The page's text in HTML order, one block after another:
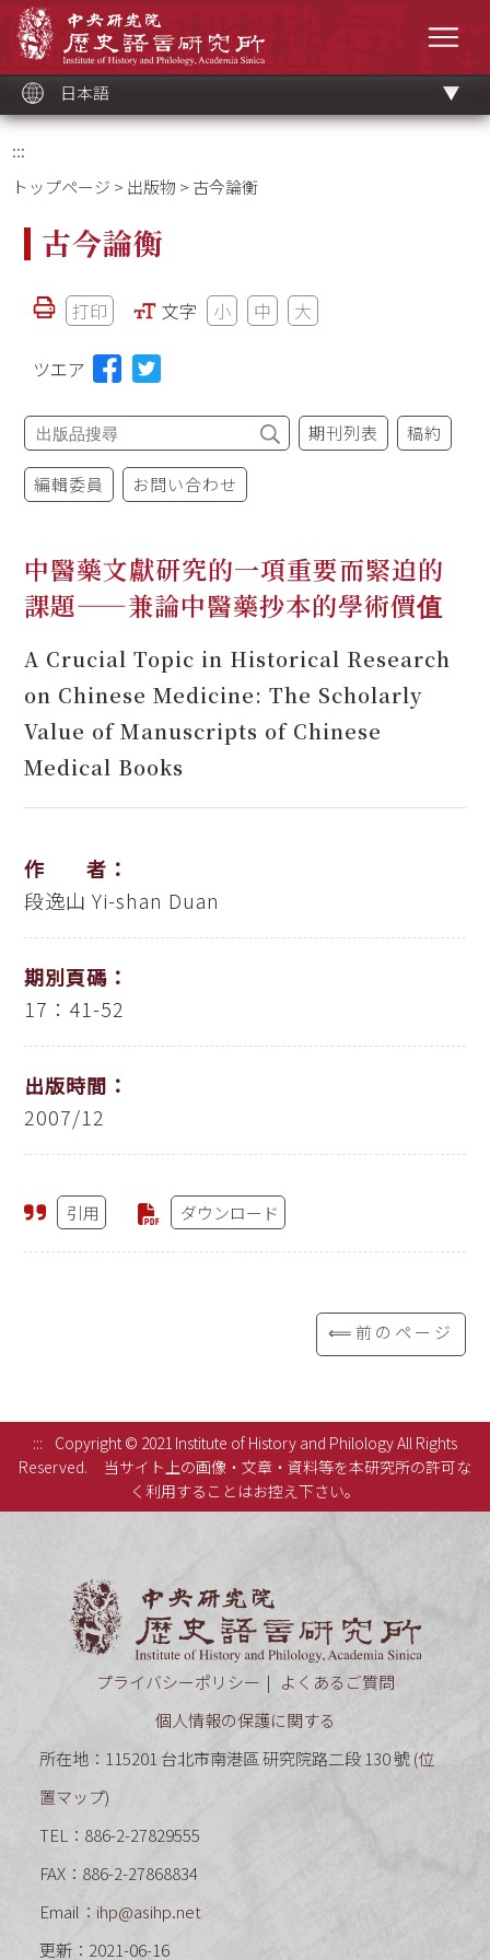
ッ
ク
日本語
:::
トップページ > 出版物 > 古今論衡
古今論衡
打印 文字 小 中 大
ツエア
期刊列表 稿約
編輯委員 お問い合わせ
中醫藥文獻研究的一項重要而緊迫的
課題——兼論中醫藥抄本的學術價值
A Crucial Topic in Historical Research
on Chinese Medicine: The Scholarly
Value of Manuscripts of Chinese
Medical Books
作 者：
段逸山 Yi-shan Duan
期別頁碼：
17：41-52
出版時間：
2007/12
引用 ダウンロード
⟸前のページ
:::
Copyright © 2021 Institute of History and Philology All Rights
Reserved.
当サイト上の画像・文章・資料等を本研究所の許可な
く利用することはお控え下さい。
プライバシーポリシー
よくあるご質問
個人情報の保護に関する
所在地：115201 台北市南港區 研究院路二段 130 號 (位
置マップ)
TEL：886-2-27829555
FAX：886-2-27868834
Email： ihp@asihp.net
更新：2021-06-16